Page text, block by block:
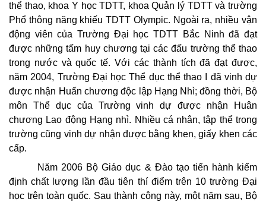
thể thao, khoa Y học TDTT, khoa Quản lý TDTT và trường
Phổ thông năng khiếu TDTT Olympic. Ngoài ra, nhiều vận
động viên của Trường Đại học TDTT Bắc Ninh đã đạt
được những tấm huy chương tại các đấu trường thể thao
trong nước và quốc tế. Với các thành tích đã đạt được,
năm 2004, Trường Đại học Thể dục thể thao I đã vinh dự
được nhận Huấn chương độc lập Hạng Nhì; đồng thời, Bộ
môn Thể dục của Trường vinh dự được nhận Huân
chương Lao động Hạng nhì. Nhiều cá nhân, tập thể trong
trường cũng vinh dự nhận được bằng khen, giấy khen các
cấp.
Năm 2006 Bộ Giáo dục & Đào tạo tiến hành kiểm
định chất lượng lần đầu tiên thí điểm trên 10 trường Đại
học trên toàn quốc. Sau thành công này, một năm sau, Bộ